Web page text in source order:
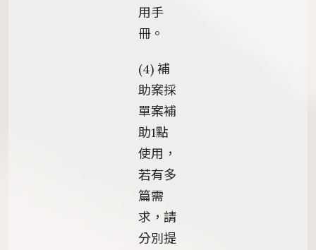
用手
冊。
(4) 補
助案採
單案補
助1點
使用，
若有多
篇需
求，請
分別提